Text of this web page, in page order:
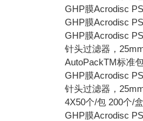
GHP膜Acrodisc
GHP膜Acrodisc
GHP膜Acrodisc
针头过滤器，
AutoPackTM标准
GHP膜Acrodisc
针头过滤器，
4X50个/包 200个/盒
GHP膜Acrodisc